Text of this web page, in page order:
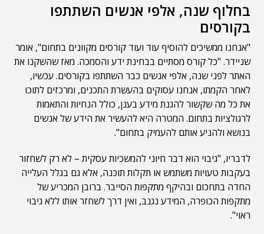
בחלוף שנה, אלפי אנשים השתתפו
בקורסים
"אנחנו ממשיכים להוסיף עוד ועוד קורסים מקוונים בתחום", אומר
שניידר. "כל קורס מסתיים בבחינת ידע והסמכה. מאז שהשקנו את
האתר לפני שנה, אלפי אנשים כבר השתתפו בקורסים. עכשיו,
לאחר הקמתו, אנחנו עסוקים בהעשרת התכנים, ומרכזים לתוכו
את כל מה שקשור להגנת מידע בענן, כולל הנחיות והתאמות
לרגולציות בתחום. המטרה היא להעשיר את הידע של אנשים
בנושא ולהניע אותם להעמיק בתחום".
לדבריו, "גיבוי הוא דבר חיוני להמשכיות עסקית – לא רק לשחזור
בעקבות טעויות משתמש או תקלות תוכנה, אלא גם בגלל העלייה
החדה בתחכום ובהיקף מתקפות הסייבר. ברובן המכריע של
מתקפות הכופרה, המידע נגנב, ואין דרך לשחזר אותו ללא גיבוי
ראוי".